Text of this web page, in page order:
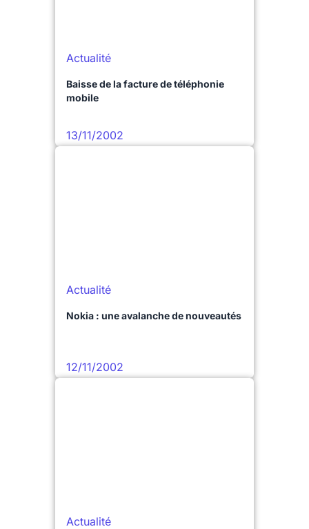
Actualité
Baisse de la facture de téléphonie
mobile
13/11/2002
Actualité
Nokia : une avalanche de nouveautés
12/11/2002
Actualité